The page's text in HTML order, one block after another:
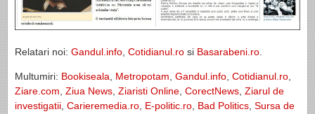
Relatari noi: Gandul.info, Cotidianul.ro si Basarabeni.ro.
Multumiri: Bookiseala, Metropotam, Gandul.info, Cotidianul.ro,
Ziare.com, Ziua News, Ziaristi Online, CorectNews, Ziarul de
investigatii, Carieremedia.ro, E-politic.ro, Bad Politics, Sursa de